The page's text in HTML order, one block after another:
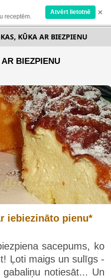
receptēm.
Atvērt lietotnē ×
KŪKA AR BIEZPIENU
BIEZPIENU
iebiezināto pienu*
sacepums, ko
Ļoti maigs un sulīgs -
notiesāt... Un